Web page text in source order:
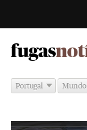
fugas
Portugal Mundo